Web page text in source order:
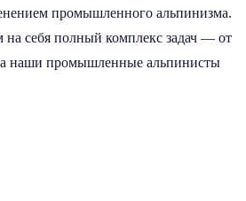
промышленного альпинизма.
на себя полный комплекс задач — от
а наши промышленные альпинисты